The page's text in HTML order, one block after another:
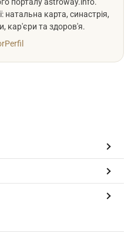
натальна карта, синастрія,
кар'єри та здоров'я.
Perfil